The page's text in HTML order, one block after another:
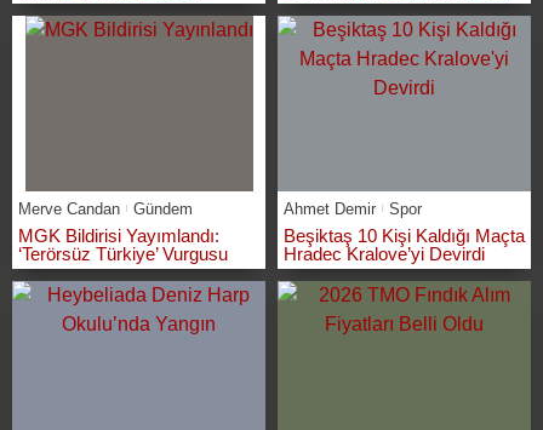
Merve Candan Gündem
MGK Bildirisi Yayımlandı:
‘Terörsüz Türkiye’ Vurgusu
Ahmet Demir Spor
Beşiktaş 10 Kişi Kaldığı Maçta
Hradec Kralove’yi Devirdi